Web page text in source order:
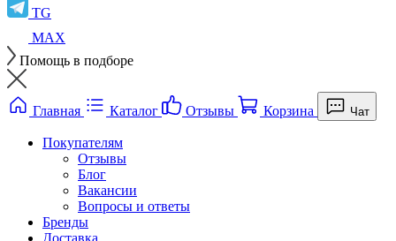
TG
MAX
Помощь в подборе
Главная Каталог Отзывы Корзина Чат
Покупателям
Отзывы
Блог
Вакансии
Вопросы и ответы
Бренды
Доставка